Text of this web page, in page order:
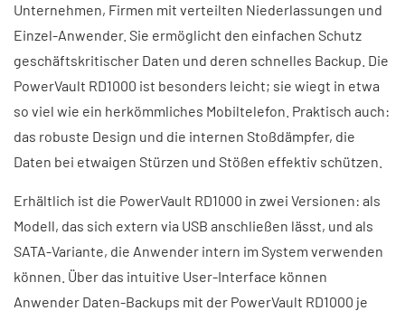
Unternehmen, Firmen mit verteilten Niederlassungen und
Einzel-Anwender. Sie ermöglicht den einfachen Schutz
geschäftskritischer Daten und deren schnelles Backup. Die
PowerVault RD1000 ist besonders leicht; sie wiegt in etwa
so viel wie ein herkömmliches Mobiltelefon. Praktisch auch:
das robuste Design und die internen Stoßdämpfer, die
Daten bei etwaigen Stürzen und Stößen effektiv schützen.
Erhältlich ist die PowerVault RD1000 in zwei Versionen: als
Modell, das sich extern via USB anschließen lässt, und als
SATA-Variante, die Anwender intern im System verwenden
können. Über das intuitive User-Interface können
Anwender Daten-Backups mit der PowerVault RD1000 je